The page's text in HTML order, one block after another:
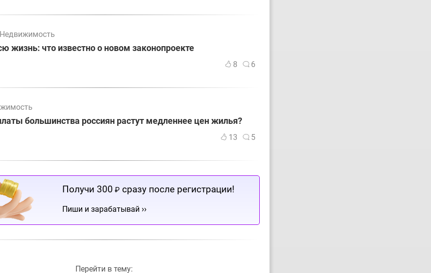
Недвижимость
жизнь: что известно о новом законопроекте
8 6
большинства россиян растут медленнее цен жилья?
13 5
Получи 300 ₽ сразу после регистрации!
Пиши и зарабатывай ››
Перейти в тему: